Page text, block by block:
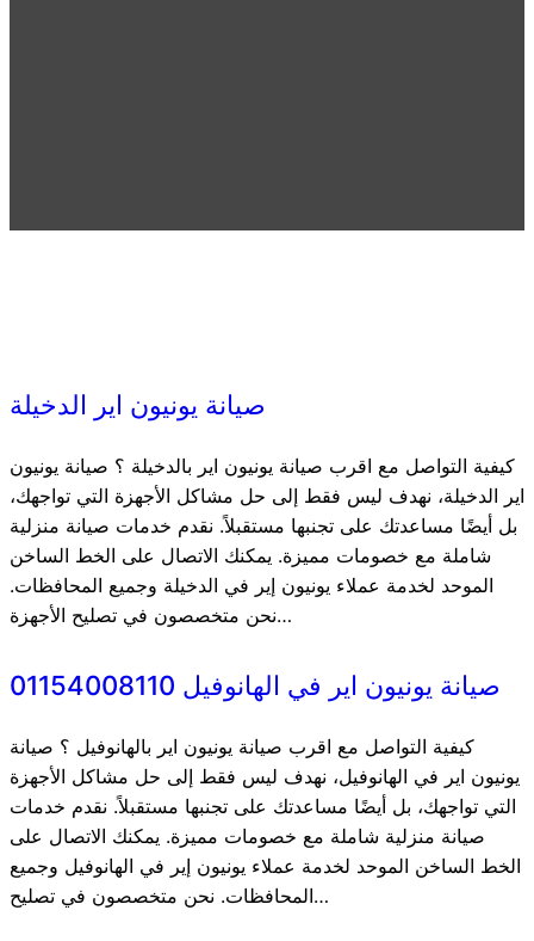
صيانة يونيون اير الدخيلة
كيفية التواصل مع اقرب صيانة يونيون اير بالدخيلة ؟ صيانة يونيون
اير الدخيلة، نهدف ليس فقط إلى حل مشاكل الأجهزة التي تواجهك،
بل أيضًا مساعدتك على تجنبها مستقبلاً. نقدم خدمات صيانة منزلية
شاملة مع خصومات مميزة. يمكنك الاتصال على الخط الساخن
الموحد لخدمة عملاء يونيون إير في الدخيلة وجميع المحافظات.
نحن متخصصون في تصليح الأجهزة…
صيانة يونيون اير في الهانوفيل 01154008110
كيفية التواصل مع اقرب صيانة يونيون اير بالهانوفيل ؟ صيانة
يونيون اير في الهانوفيل، نهدف ليس فقط إلى حل مشاكل الأجهزة
التي تواجهك، بل أيضًا مساعدتك على تجنبها مستقبلاً. نقدم خدمات
صيانة منزلية شاملة مع خصومات مميزة. يمكنك الاتصال على
الخط الساخن الموحد لخدمة عملاء يونيون إير في الهانوفيل وجميع
المحافظات. نحن متخصصون في تصليح…